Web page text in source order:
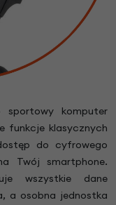
sportowy komputer
funkcje klasycznych
do cyfrowego
Twój smartphone.
wszystkie dane
a osobna jednostka